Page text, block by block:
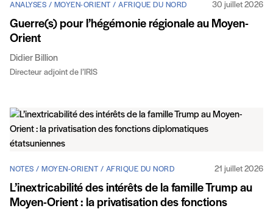
ANALYSES / MOYEN-ORIENT / AFRIQUE DU NORD 30 juillet 2026
Guerre(s) pour l’hégémonie régionale au Moyen-
Orient
Didier Billion
Directeur adjoint de l’IRIS
NOTES / MOYEN-ORIENT / AFRIQUE DU NORD 21 juillet 2026
L’inextricabilité des intérêts de la famille Trump au
Moyen-Orient : la privatisation des fonctions